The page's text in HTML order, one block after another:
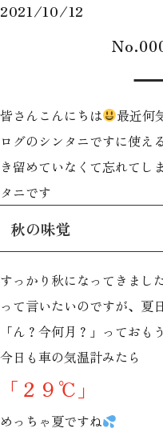
2021/10/12
皆さんこんにちは
最近何
ログのシンタニですに使え
き留めていなくて忘れてし
タニです
秋の味覚
すっかり秋になってき
って言いたいのですが、夏
「ん？今何月？」っておも
今日も車の気温計みたら
「２９℃」
めっちゃ夏ですね